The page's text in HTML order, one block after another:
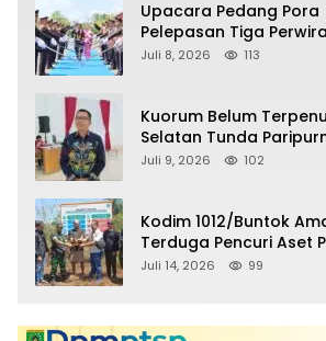
Upacara Pedang
Pelepasan Tiga
Selatan Masuki Masa
Juli 8, 2026 113
Kuorum Belum
Selatan Tunda
Raperda
Juli 9, 2026 102
Kodim 1012/Buntok
Terduga Pencuri Aset
Sitaan Satgas PKH,
Juli 14, 2026 99